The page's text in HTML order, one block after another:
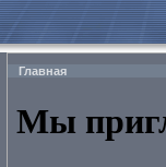
Главная
Мы